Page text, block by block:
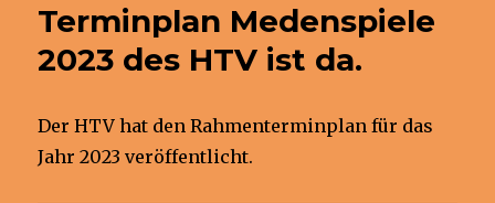
Terminplan Medenspiele
2023 des HTV ist da.
Der HTV hat den Rahmenterminplan für das
Jahr 2023 veröffentlicht.